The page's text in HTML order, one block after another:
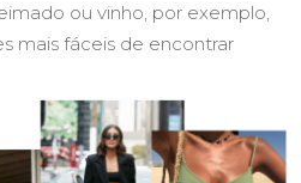
ou vinho, por exemplo,
mais fáceis de encontrar